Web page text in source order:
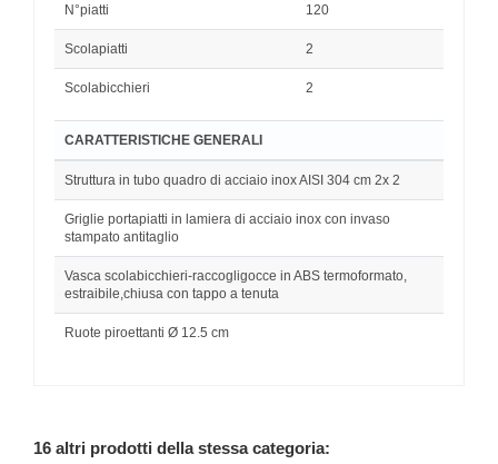
N°piatti 120
Scolapiatti 2
Scolabicchieri 2
CARATTERISTICHE GENERALI
Struttura in tubo quadro di acciaio inox AISI 304 cm 2x 2
Griglie portapiatti in lamiera di acciaio inox con invaso
stampato antitaglio
Vasca scolabicchieri-raccogligocce in ABS termoformato,
estraibile,chiusa con tappo a tenuta
Ruote piroettanti Ø 12.5 cm
16 altri prodotti della stessa categoria: